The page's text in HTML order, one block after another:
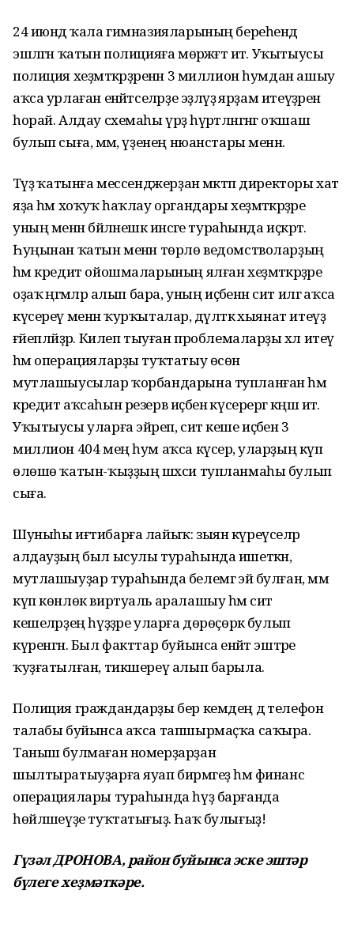
24 июндә ҡала гимназияларының береһендә
эшләгән ҡатын полицияға мөрәжәғәт итә. Уҡытыусы
полиция хеҙмәткәрҙәренән 3 миллион һумдан ашыу
аҡса урлаған енәйәтселәрҙе эҙләүҙә ярҙам итеүҙәрен
һорай. Алдау схемаһы үрҙә һүрәтләнгәнгә оҡшаш
булып сыға, әммә, үҙенең нюанстары менән.
Тәүҙә ҡатынға мессенджерҙан мәктәп директоры хат
яҙа һәм хоҡуҡ һаҡлау органдары хеҙмәткәрҙәре
уның менән бәйләнешкә инәсәге тураһында иҫкәртә.
Һуңынан ҡатын менән төрлө ведомстволарҙың
һәм кредит ойошмаларының ялған хеҙмәткәрҙәре
оҙаҡ әңгәмәләр алып бара, уның иҫәбенән сит илгә аҡса
күсереү менән ҡурҡыталар, дәүләткә хыянат итеүҙә
ғәйепләйҙәр. Килеп тыуған проблемаларҙы хәл итеү
һәм операцияларҙы туҡтатыу өсөн
мутлашыусылар ҡорбандарына тупланған һәм
кредит аҡсаһын резерв иҫәбенә күсерергә кәңәш итә.
Уҡытыусы уларға эйәреп, сит кеше иҫәбенә 3
миллион 404 мең һум аҡса күсерә, уларҙың күп
өлөшө ҡатын-ҡыҙҙың шәхси тупланмаһы булып
сыға.
Шуныһы иғтибарға лайыҡ: зыян күреүселәр
алдауҙың был ысулы тураһында ишеткән,
мутлашыуҙар тураһында белемгә эйә булған, әммә
күп көнлөк виртуаль аралашыу һәм сит
кешеләрҙең һүҙҙәре уларға дөрөҫөрәк булып
күренгән. Был факттар буйынса енәйәт эштәре
ҡуҙғатылған, тикшереү алып барыла.
Полиция граждандарҙы бер кемдең дә телефон
талабы буйынса аҡса тапшырмаҫҡа саҡыра.
Таныш булмаған номерҙарҙан
шылтыратыуҙарға яуап бирмәгеҙ һәм финанс
операциялары тураһында һүҙ барғанда
һөйләшеүҙе туҡтатығыҙ. Һаҡ булығыҙ!
Гүзәл ДРОНОВА, район буйынса эске эштәр
бүлеге хеҙмәткәре.